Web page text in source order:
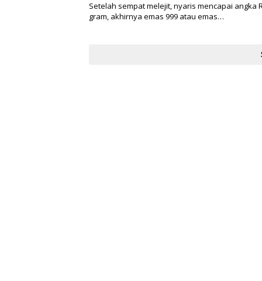
Setelah sempat melejit, nyaris mencapai angka
gram, akhirnya emas 999 atau emas…